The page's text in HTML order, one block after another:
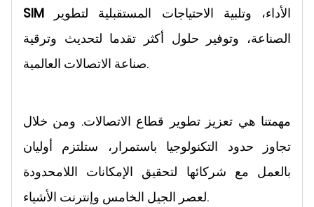
SIM
الصناعة، وتوفير حلول أكثر تقدما لتحديث وترقية
صناعة الاتصالات العالمية.
مهمتنا هي تعزيز تطوير قطاع الاتصالات. ومن خلال
تجاوز حدود التكنولوجيا باستمرار، ستلتزم أوليان
بالعمل مع شركائها لتحقيق الإمكانات اللامحدودة
لعصر الجيل الخامس وإنترنت الأشياء.